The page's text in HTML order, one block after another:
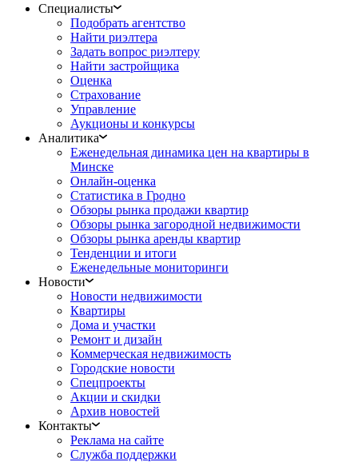
Специалисты
Подобрать агентство
Найти риэлтера
Задать вопрос риэлтеру
Найти застройщика
Оценка
Страхование
Управление
Аукционы и конкурсы
Аналитика
Еженедельная динамика цен на квартиры в
Минске
Онлайн-оценка
Статистика в Гродно
Обзоры рынка продажи квартир
Обзоры рынка загородной недвижимости
Обзоры рынка аренды квартир
Тенденции и итоги
Еженедельные мониторинги
Новости
Новости недвижимости
Квартиры
Дома и участки
Ремонт и дизайн
Коммерческая недвижимость
Городские новости
Спецпроекты
Акции и скидки
Архив новостей
Контакты
Реклама на сайте
Служба поддержки